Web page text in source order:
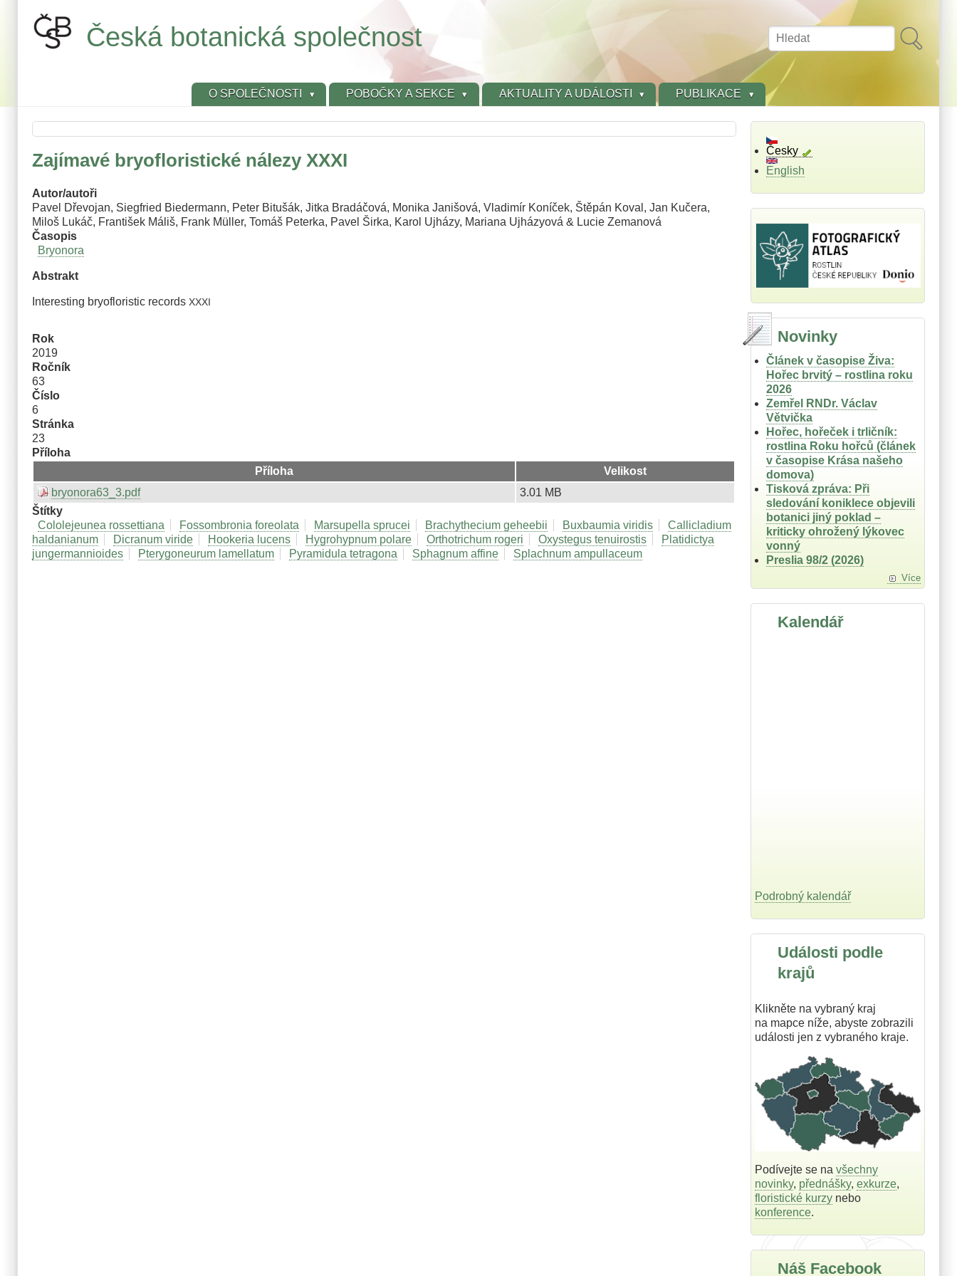
hlavnímu
Hledat
Česká botanická společnost
O SPOLEČNOSTI POBOČKY A SEKCE AKTUALITY A UDÁLOSTI PUBLIKACE
Zajímavé bryofloristické nálezy XXXI
Autor/autoři
Pavel Dřevojan, Siegfried Biedermann, Peter Bitušák, Jitka Bradáčová, Monika Janišová, Vladimír Koníček, Štěpán Koval, Jan Kučera,
Miloš Lukáč, František Máliš, Frank Müller, Tomáš Peterka, Pavel Širka, Karol Ujházy, Mariana Ujházyová & Lucie Zemanová
Časopis
Bryonora
Abstrakt
Interesting bryofloristic records XXXI
Rok
2019
Ročník
63
Číslo
6
Stránka
23
Příloha
Příloha
Velikost
bryonora63_3.pdf
3.01 MB
Štítky
Cololejeunea rossettiana
Fossombronia foreolata Marsupella sprucei Brachythecium geheebii Buxbaumia viridis
Callicladium
haldanianum
Dicranum viride Hookeria lucens Hygrohypnum polare Orthotrichum rogeri Oxystegus tenuirostis
Platidictya
jungermannioides
Pterygoneurum lamellatum Pyramidula tetragona Sphagnum affine Splachnum ampullaceum
Česky
English
Novinky
Článek v časopise Živa:
Hořec brvitý – rostlina roku
2026
Zemřel RNDr. Václav
Větvička
Hořec, hořeček i trličník:
rostlina Roku hořců (článek
v časopise Krása našeho
domova)
Tisková zpráva: Při
sledování koniklece objevili
botanici jiný poklad –
kriticky ohrožený lýkovec
vonný
Preslia 98/2 (2026)
Více
Kalendář
Podrobný kalendář
Události podle
krajů
Klikněte na vybraný kraj
na mapce níže, abyste zobrazili
události jen z vybraného kraje.
Podívejte se na všechny
novinky, přednášky, exkurze,
floristické kurzynebo
konference.
Náš Facebook